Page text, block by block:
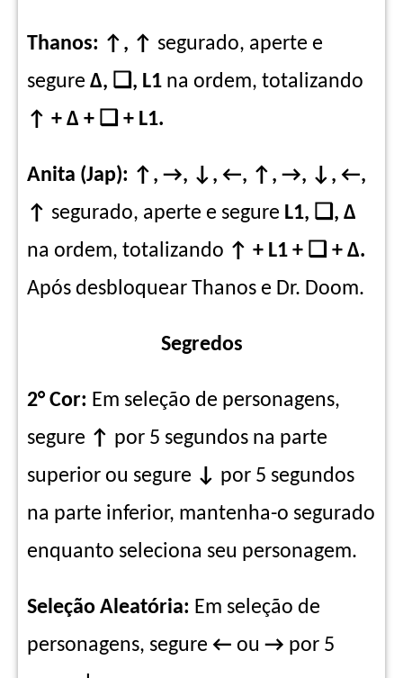
Thanos: ↑, ↑ segurado, aperte e
segure Δ, ❑, L1 na ordem, totalizando
↑ + Δ + ❑ + L1.
Anita (Jap): ↑, →, ↓, ←, ↑, →, ↓, ←,
↑ segurado, aperte e segure L1, ❑, Δ
na ordem, totalizando ↑ + L1 + ❑ + Δ.
Após desbloquear Thanos e Dr. Doom.
Segredos
2° Cor: Em seleção de personagens,
segure ↑ por 5 segundos na parte
superior ou segure ↓ por 5 segundos
na parte inferior, mantenha-o segurado
enquanto seleciona seu personagem.
Seleção Aleatória: Em seleção de
personagens, segure ← ou → por 5